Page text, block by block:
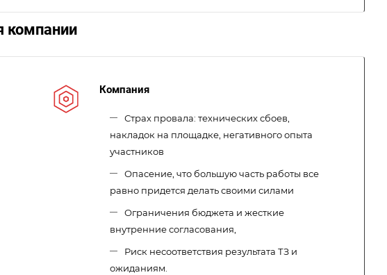
компании
Компания
Страх провала: технических сбоев,
накладок на площадке, негативного опыта
участников
Опасение, что большую часть работы все
равно придется делать своими силами
Ограничения бюджета и жесткие
внутренние согласования,
Риск несоответствия результата ТЗ и
ожиданиям.